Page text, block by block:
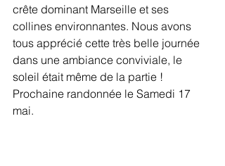
crête dominant Marseille et ses
collines environnantes. Nous avons
tous apprécié cette très belle journée
dans une ambiance conviviale, le
soleil était même de la partie !
Prochaine randonnée le Samedi 17
mai.